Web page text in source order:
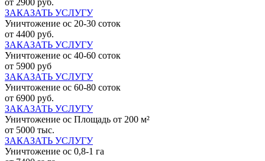
от 2900 руб.
ЗАКАЗАТЬ УСЛУГУ
Уничтожение ос 20-30 соток
от 4400 руб.
ЗАКАЗАТЬ УСЛУГУ
Уничтожение ос 40-60 соток
от 5900 руб
ЗАКАЗАТЬ УСЛУГУ
Уничтожение ос 60-80 соток
от 6900 руб.
ЗАКАЗАТЬ УСЛУГУ
Уничтожение ос Площадь от 200 м²
от 5000 тыс.
ЗАКАЗАТЬ УСЛУГУ
Уничтожение ос 0,8-1 га